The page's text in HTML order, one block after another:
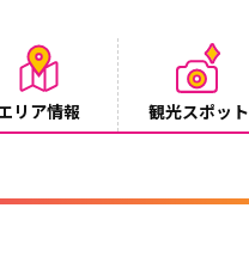
リア情報 観光スポット
ペーン